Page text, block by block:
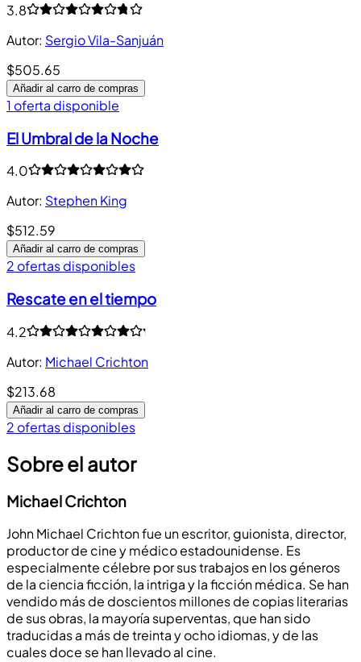
3.8
Autor: Sergio Vila-Sanjuán
$505.65
Añadir al carro de compras
1 oferta disponible
El Umbral de la Noche
4.0
Autor: Stephen King
$512.59
Añadir al carro de compras
2 ofertas disponibles
Rescate en el tiempo
4.2
Autor: Michael Crichton
$213.68
Añadir al carro de compras
2 ofertas disponibles
Sobre el autor
Michael Crichton
John Michael Crichton fue un escritor, guionista, director,
productor de cine y médico estadounidense. Es
especialmente célebre por sus trabajos en los géneros
de la ciencia ficción, la intriga y la ficción médica. Se han
vendido más de doscientos millones de copias literarias
de sus obras, la mayoría superventas, que han sido
traducidas a más de treinta y ocho idiomas, y de las
cuales doce se han llevado al cine.